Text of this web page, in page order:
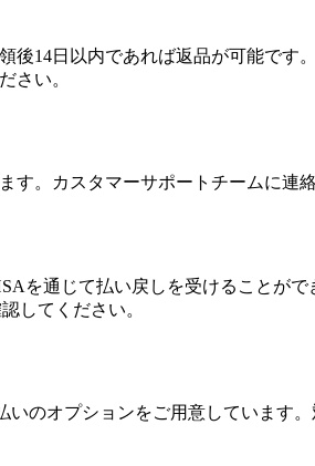
後14日以内であれば返品が可能で
さい。
す。カスタマーサポートチームに連
を通じて払い戻しを受けることが
してください。
いのオプションをご用意しています